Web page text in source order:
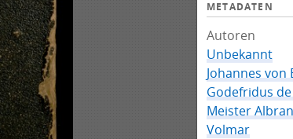
METADATEN
Autoren
Unbekannt
Johannes von
Godefridus
Meister
Volmar